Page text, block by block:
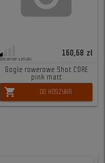
Ostatnie sztuki
160,68 zł
Gogle rowerowe Shot CORE
pink matt
shopping_cart DO KOSZYKA